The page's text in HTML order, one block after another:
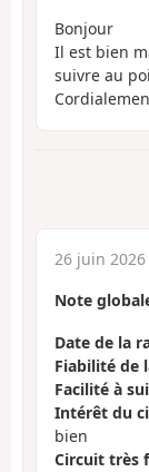
Bonjour
Il est bien
suivre au
26 juin
Note
Date de la
Fiabilité de
Facilité à
Intérêt du
bien
Circuit très